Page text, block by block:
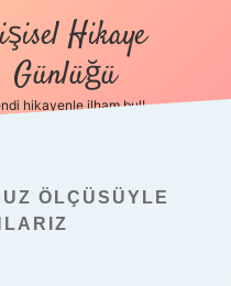
Hikaye
Günlüğü
hikayenle ilham bul!
ÖLÇÜSÜYLE